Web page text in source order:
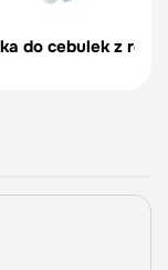
do cebulek z